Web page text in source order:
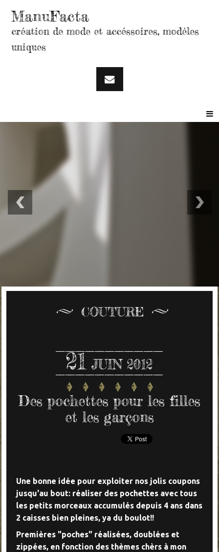
ManuFacta
création de mode et accéssoires, modèles
uniques
COUTURE
21 JUIN 2012
Des pochettes pour les filles
et les garçons
Une bonne idée pour exploiter nos jolis coupons
jusqu'au bout: réaliser des pochettes avec tous
les petits morceaux accumulés depuis 4 ans dans
2 caisses bien pleines, ya du boulot!!
Premières "poches" réalisées, doublées et
zippées, en fonction des thèmes chèrs à mon